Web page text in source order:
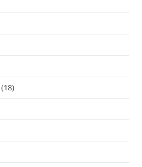
(18)